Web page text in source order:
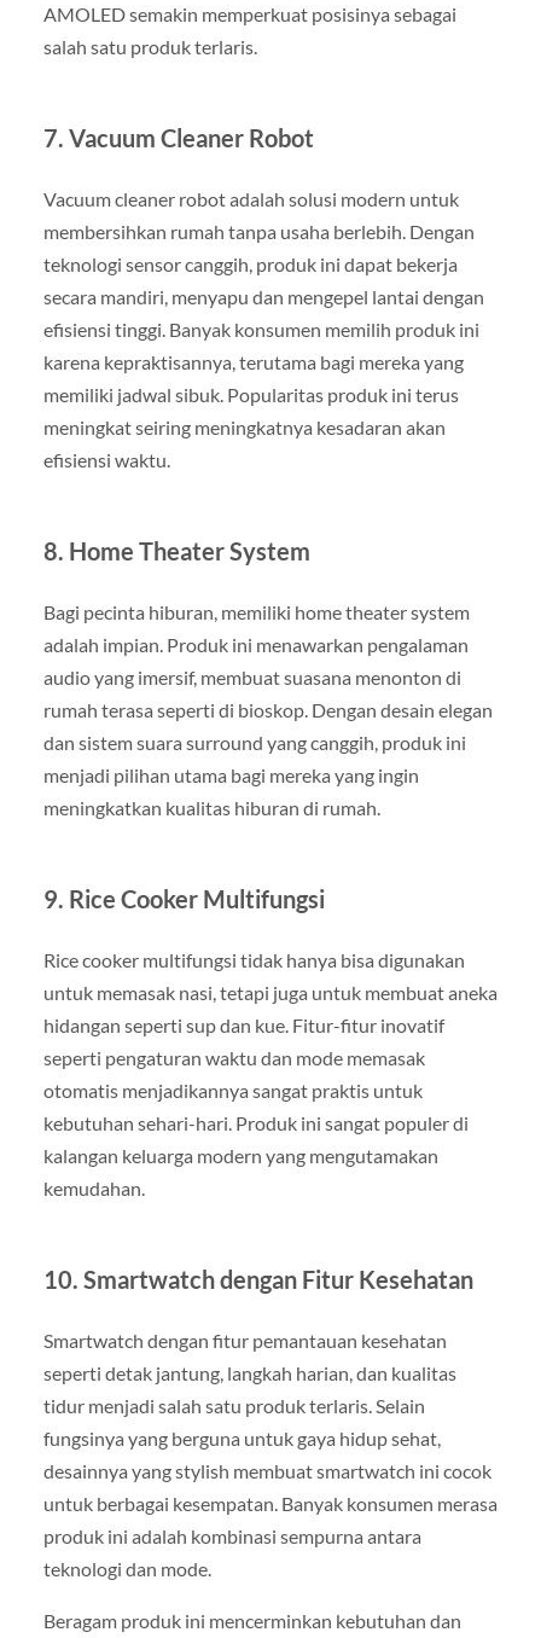
AMOLED semakin memperkuat posisinya sebagai
salah satu produk terlaris.
7. Vacuum Cleaner Robot
Vacuum cleaner robot adalah solusi modern untuk
membersihkan rumah tanpa usaha berlebih. Dengan
teknologi sensor canggih, produk ini dapat bekerja
secara mandiri, menyapu dan mengepel lantai dengan
efisiensi tinggi. Banyak konsumen memilih produk ini
karena kepraktisannya, terutama bagi mereka yang
memiliki jadwal sibuk. Popularitas produk ini terus
meningkat seiring meningkatnya kesadaran akan
efisiensi waktu.
8. Home Theater System
Bagi pecinta hiburan, memiliki home theater system
adalah impian. Produk ini menawarkan pengalaman
audio yang imersif, membuat suasana menonton di
rumah terasa seperti di bioskop. Dengan desain elegan
dan sistem suara surround yang canggih, produk ini
menjadi pilihan utama bagi mereka yang ingin
meningkatkan kualitas hiburan di rumah.
9. Rice Cooker Multifungsi
Rice cooker multifungsi tidak hanya bisa digunakan
untuk memasak nasi, tetapi juga untuk membuat aneka
hidangan seperti sup dan kue. Fitur-fitur inovatif
seperti pengaturan waktu dan mode memasak
otomatis menjadikannya sangat praktis untuk
kebutuhan sehari-hari. Produk ini sangat populer di
kalangan keluarga modern yang mengutamakan
kemudahan.
10. Smartwatch dengan Fitur Kesehatan
Smartwatch dengan fitur pemantauan kesehatan
seperti detak jantung, langkah harian, dan kualitas
tidur menjadi salah satu produk terlaris. Selain
fungsinya yang berguna untuk gaya hidup sehat,
desainnya yang stylish membuat smartwatch ini cocok
untuk berbagai kesempatan. Banyak konsumen merasa
produk ini adalah kombinasi sempurna antara
teknologi dan mode.
Beragam produk ini mencerminkan kebutuhan dan